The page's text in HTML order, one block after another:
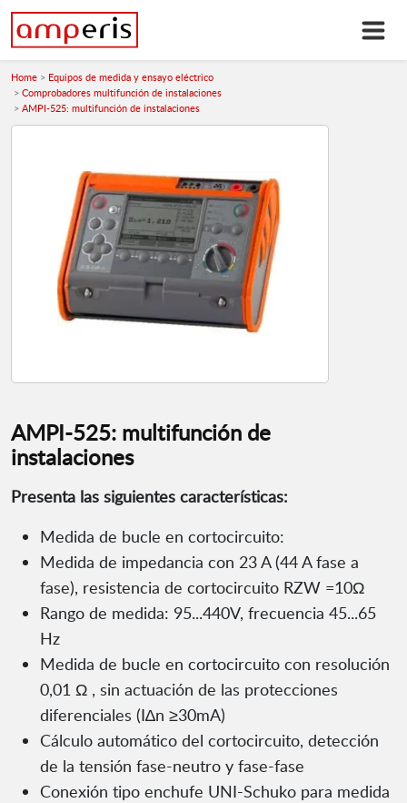
Home
Equipos de medida y ensayo eléctrico
Comprobadores multifunción de instalaciones
AMPI-525: multifunción de instalaciones
AMPI-525: multifunción de
instalaciones
Presenta las siguientes características:
Medida de bucle en cortocircuito:
Medida de impedancia con 23 A (44 A fase a
fase), resistencia de cortocircuito RZW =10Ω
Rango de medida: 95...440V, frecuencia 45...65
Hz
Medida de bucle en cortocircuito con resolución
0,01 Ω , sin actuación de las protecciones
diferenciales (I∆n ≥30mA)
Cálculo automático del cortocircuito, detección
de la tensión fase-neutro y fase-fase
Conexión tipo enchufe UNI-Schuko para medida